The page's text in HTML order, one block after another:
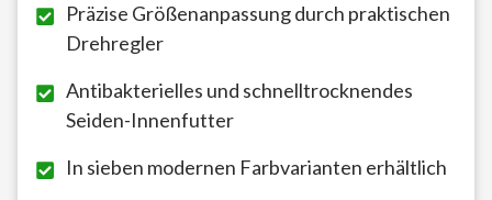
Präzise Größenanpassung durch praktischen
Drehregler
Antibakterielles und schnelltrocknendes
Seiden-Innenfutter
In sieben modernen Farbvarianten erhältlich